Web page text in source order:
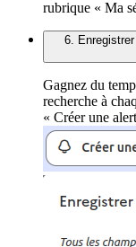
rubrique « Ma
6.
Gagnez du
recherche à
« Créer une